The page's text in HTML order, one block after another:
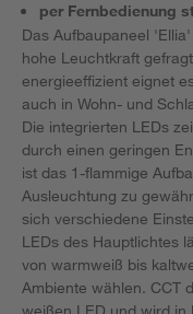
per Fernbedienung
Das Aufbaupaneel
hohe Leuchtkraft
energieeffizient eignet
auch in Wohn- und
Die integrierten LEDs
durch einen geringen
ist das 1-flammige
Ausleuchtung zu
sich verschiedene
LEDs des Hauptlichtes
von warmweiß bis
Ambiente wählen. CCT
weißen LED und wird in